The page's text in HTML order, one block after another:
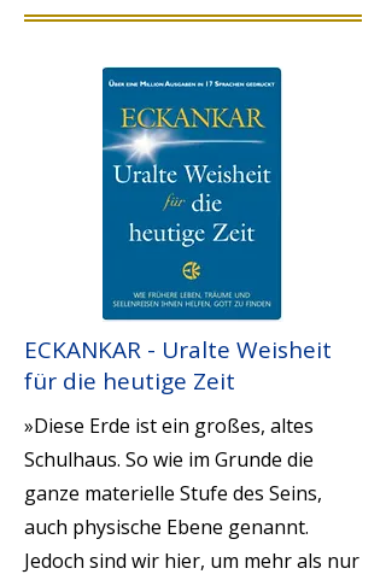
ECKANKAR - Uralte Weisheit
für die heutige Zeit
»Diese Erde ist ein großes, altes
Schulhaus. So wie im Grunde die
ganze materielle Stufe des Seins,
auch physische Ebene genannt.
Jedoch sind wir hier, um mehr als nur